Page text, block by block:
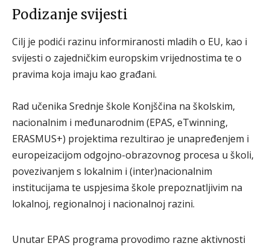
Podizanje svijesti
Cilj je podići razinu informiranosti mladih o EU, kao i
svijesti o zajedničkim europskim vrijednostima te o
pravima koja imaju kao građani.
Rad učenika Srednje škole Konjščina na školskim,
nacionalnim i međunarodnim (EPAS, eTwinning,
ERASMUS+) projektima rezultirao je unapređenjem i
europeizacijom odgojno-obrazovnog procesa u školi,
povezivanjem s lokalnim i (inter)nacionalnim
institucijama te uspjesima škole prepoznatljivim na
lokalnoj, regionalnoj i nacionalnoj razini.
Unutar EPAS programa provodimo razne aktivnosti